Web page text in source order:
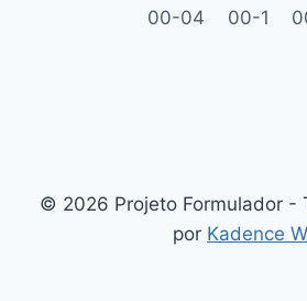
00-04
00-1
© 2026 Projeto Formulador -
por Kadence